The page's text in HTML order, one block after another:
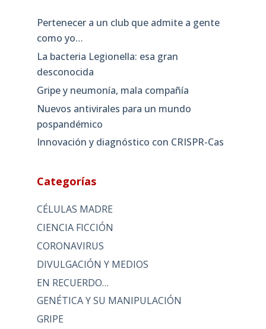
Pertenecer a un club que admite a gente
como yo…
La bacteria Legionella: esa gran
desconocida
Gripe y neumonía, mala compañía
Nuevos antivirales para un mundo
pospandémico
Innovación y diagnóstico con CRISPR-Cas
Categorías
CÉLULAS MADRE
CIENCIA FICCIÓN
CORONAVIRUS
DIVULGACIÓN Y MEDIOS
EN RECUERDO…
GENÉTICA Y SU MANIPULACIÓN
GRIPE